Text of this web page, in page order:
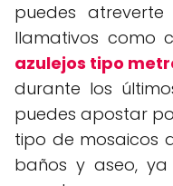
puedes
llamativos como
azulejos tipo
durante los
puedes apostar
tipo de mosaicos
baños y aseo,